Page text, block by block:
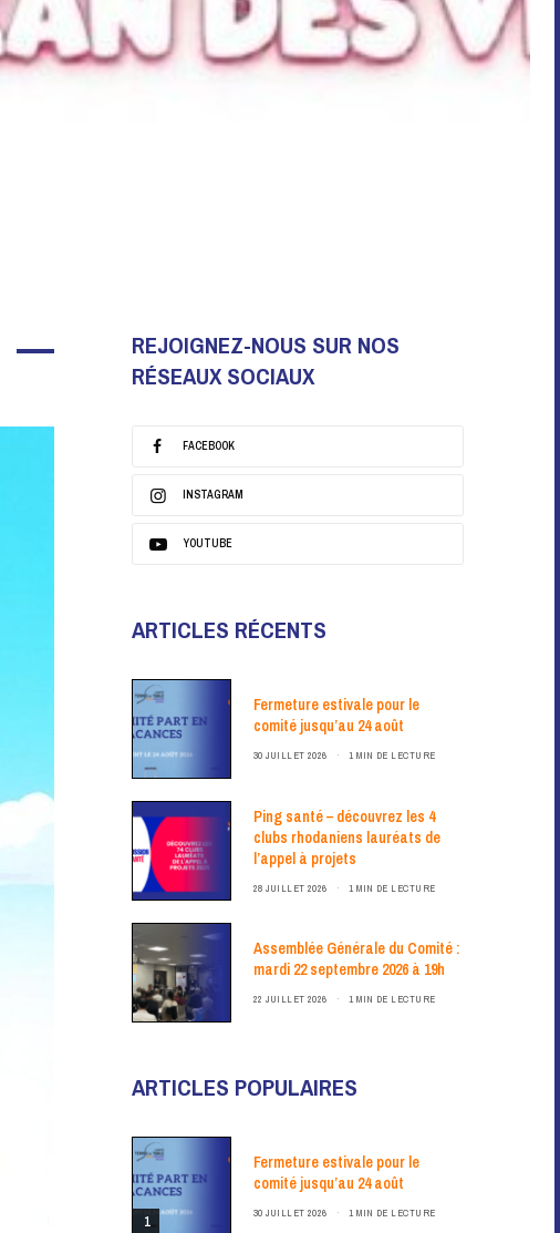
REJOIGNEZ-NOUS SUR NOS
RÉSEAUX SOCIAUX
FACEBOOK
INSTAGRAM
YOUTUBE
ARTICLES RÉCENTS
Fermeture estivale pour le
comité jusqu’au 24 août
30 JUILLET 2026 1 MIN DE LECTURE
Ping santé – découvrez les 4
clubs rhodaniens lauréats de
l’appel à projets
28 JUILLET 2026 1 MIN DE LECTURE
Assemblée Générale du Comité :
mardi 22 septembre 2026 à 19h
22 JUILLET 2026 1 MIN DE LECTURE
ARTICLES POPULAIRES
1
Fermeture estivale pour le
comité jusqu’au 24 août
30 JUILLET 2026 1 MIN DE LECTURE